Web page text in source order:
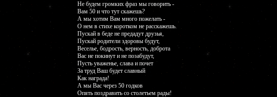
Не будем громких фраз мы говорить -
Вам 50 и что тут скажешь?
А мы хотим Вам много пожелать -
О нем в стихе коротком не расскажешь.
Пускай в беде не предадут друзья,
Пускай родители здоровы будут,
Веселье, бодрость, верность, доброта
Вас не покинут и не позабудут,
Пусть уваженье, слава и почет
За труд Ваш будет славный
Как награда!
А мы Вас через 50 годков
Опять поздравить со столетьем рады!